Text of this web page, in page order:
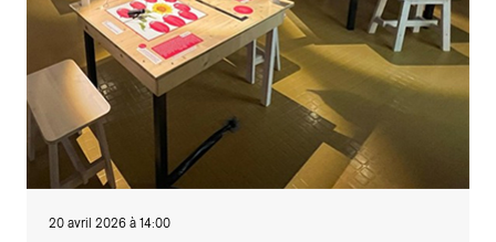
20 avril 2026 à 14:00